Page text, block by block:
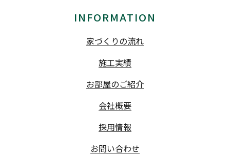
INFORMATION
家づくりの流れ
施工実績
お部屋のご紹介
会社概要
採用情報
お問い合わせ